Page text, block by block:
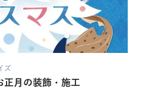
ズ
正月の装飾・施工